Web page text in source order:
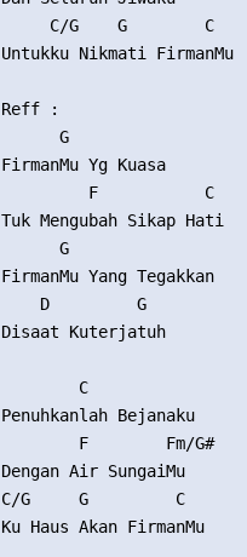
     C/G    G        C
Untukku Nikmati FirmanMu
Reff :
      G
FirmanMu Yg Kuasa
         F           C
Tuk Mengubah Sikap Hati
      G
FirmanMu Yang Tegakkan
    D         G
Disaat Kuterjatuh
        C
Penuhkanlah Bejanaku
        F        Fm/G#
Dengan Air SungaiMu
C/G     G         C
Ku Haus Akan FirmanMu